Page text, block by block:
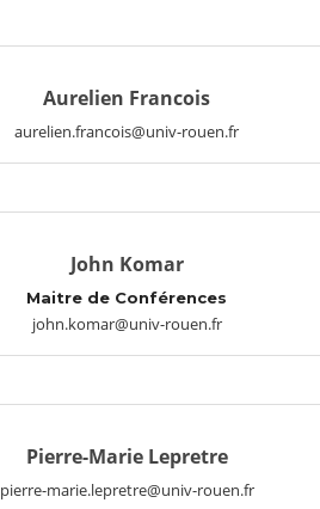
Aurelien Francois
aurelien.francois@univ-rouen.fr
John Komar
Maitre de Conférences
john.komar@univ-rouen.fr
Pierre-Marie Lepretre
pierre-marie.lepretre@univ-rouen.fr